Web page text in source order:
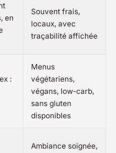
en
Souvent frais,
locaux, avec
traçabilité affichée
:
Menus
végétariens,
végans, low-carb,
sans gluten
disponibles
Ambiance soignée,